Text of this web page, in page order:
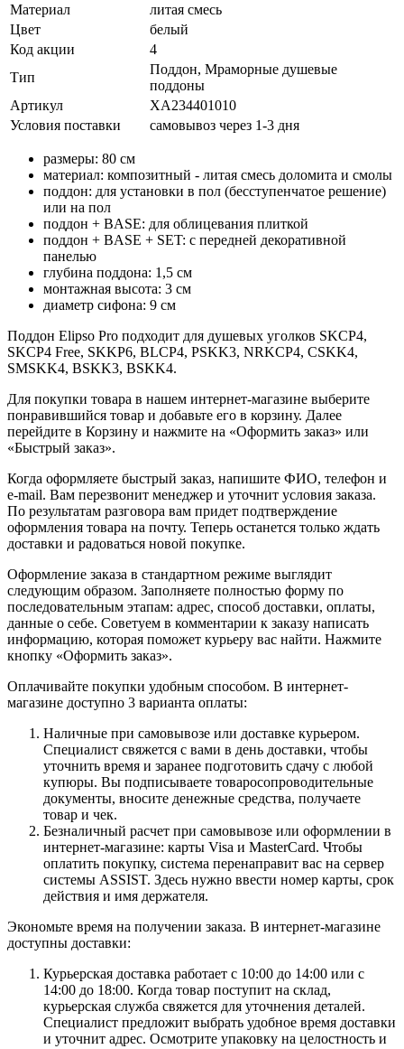
Материал
литая смесь
Цвет
белый
Код акции
4
Тип
Поддон, Мраморные душевые
поддоны
Артикул
XA234401010
Условия поставки
самовывоз через 1-3 дня
размеры: 80 см
материал: композитный - литая смесь доломита и смолы
поддон: для установки в пол (бесступенчатое решение)
или на пол
поддон + BASE: для облицевания плиткой
поддон + BASE + SET: с передней декоративной
панелью
глубина поддона: 1,5 см
монтажная высота: 3 см
диаметр сифона: 9 см
Поддон Elipso Pro подходит для душевых уголков SKCP4,
SKCP4 Free, SKKP6, BLCP4, PSKK3, NRKCP4, CSKK4,
SMSKK4, BSKK3, BSKK4.
Для покупки товара в нашем интернет-магазине выберите
понравившийся товар и добавьте его в корзину. Далее
перейдите в Корзину и нажмите на «Оформить заказ» или
«Быстрый заказ».
Когда оформляете быстрый заказ, напишите ФИО, телефон и
e-mail. Вам перезвонит менеджер и уточнит условия заказа.
По результатам разговора вам придет подтверждение
оформления товара на почту. Теперь останется только ждать
доставки и радоваться новой покупке.
Оформление заказа в стандартном режиме выглядит
следующим образом. Заполняете полностью форму по
последовательным этапам: адрес, способ доставки, оплаты,
данные о себе. Советуем в комментарии к заказу написать
информацию, которая поможет курьеру вас найти. Нажмите
кнопку «Оформить заказ».
Оплачивайте покупки удобным способом. В интернет-
магазине доступно 3 варианта оплаты:
Наличные при самовывозе или доставке курьером.
Специалист свяжется с вами в день доставки, чтобы
уточнить время и заранее подготовить сдачу с любой
купюры. Вы подписываете товаросопроводительные
документы, вносите денежные средства, получаете
товар и чек.
Безналичный расчет при самовывозе или оформлении в
интернет-магазине: карты Visa и MasterCard. Чтобы
оплатить покупку, система перенаправит вас на сервер
системы ASSIST. Здесь нужно ввести номер карты, срок
действия и имя держателя.
Экономьте время на получении заказа. В интернет-магазине
доступны доставки:
Курьерская доставка работает с 10:00 до 14:00 или с
14:00 до 18:00. Когда товар поступит на склад,
курьерская служба свяжется для уточнения деталей.
Специалист предложит выбрать удобное время доставки
и уточнит адрес. Осмотрите упаковку на целостность и